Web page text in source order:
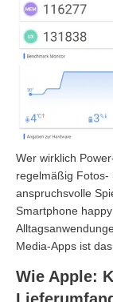
Wer wirklich
regelmäßig Fotos-
anspruchsvolle
Smartphone
Media-Apps ist
Wie Apple: